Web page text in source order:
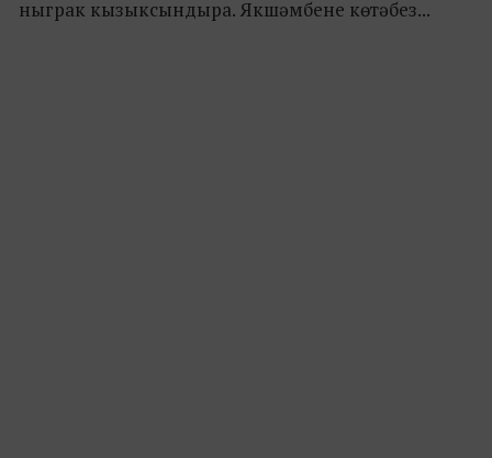
ныграк кызыксындыра. Якшәмбене көтәбез...